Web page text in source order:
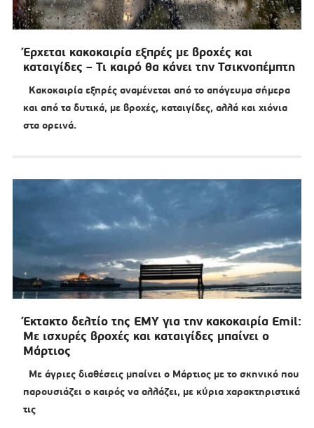
Έρχεται κακοκαιρία εξπρές με βροχές και
καταιγίδες – Τι καιρό θα κάνει την Τσικνοπέμπτη
Κακοκαιρία εξπρές αναμένεται από το απόγευμα σήμερα
και από τα δυτικά, με βροχές, καταιγίδες, αλλά και χιόνια
στα ορεινά.
Έκτακτο δελτίο της ΕΜΥ για την κακοκαιρία Emil:
Με ισχυρές βροχές και καταιγίδες μπαίνει ο
Μάρτιος
Με άγριες διαθέσεις μπαίνει ο Μάρτιος με το σκηνικό που
παρουσιάζει ο καιρός να αλλάζει, με κύρια χαρακτηριστικά
τις